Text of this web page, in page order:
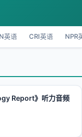
英语 CRI英语 NPR
Report》听力音频